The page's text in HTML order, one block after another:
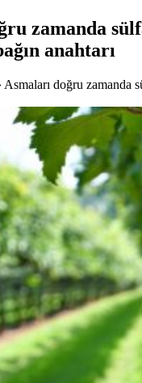
zamanda
anahtarı
Asmaları doğru zamanda